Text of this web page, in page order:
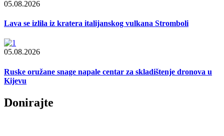
05.08.2026
Lava se izlila iz kratera italijanskog vulkana Stromboli
05.08.2026
Ruske oružane snage napale centar za skladištenje dronova u
Kijevu
Donirajte